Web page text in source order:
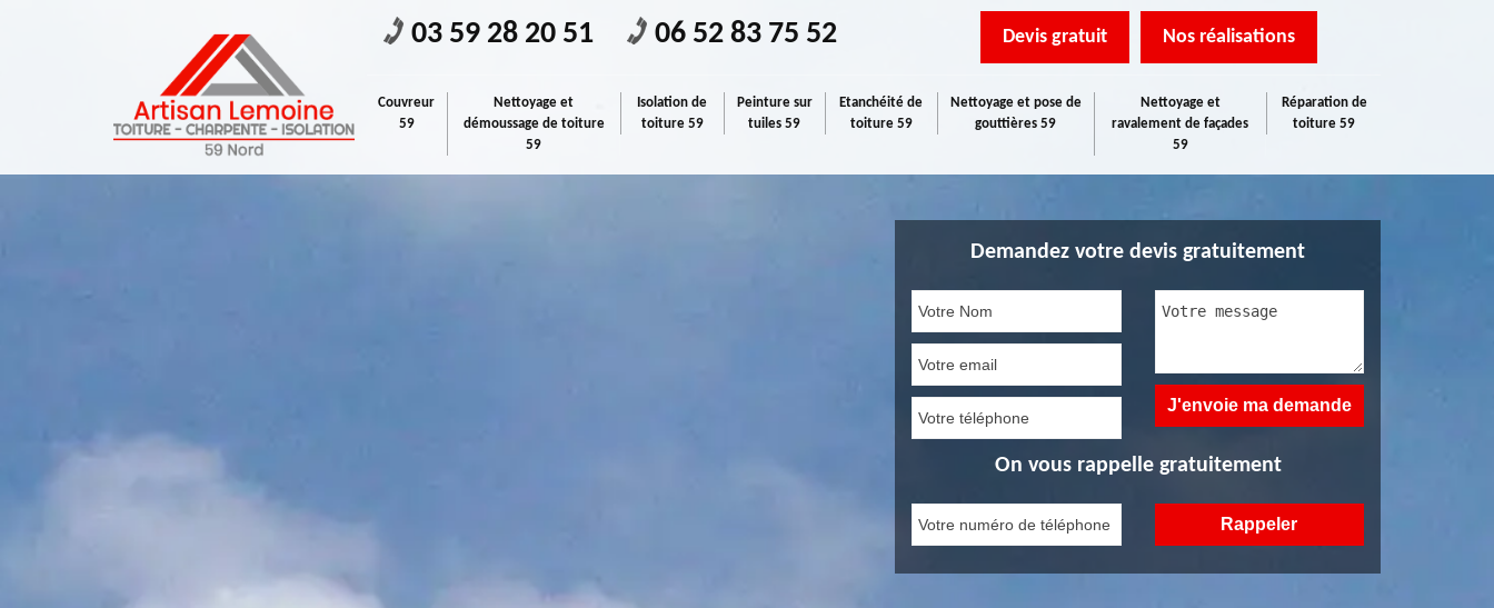
03 59 28 20 51 06 52 83 75 52 Devis gratuit Nos réalisations
Couvreur
59
Nettoyage et
démoussage de toiture
59
Isolation de
toiture 59
Peinture sur
tuiles 59
Etanchéité de
toiture 59
Nettoyage et pose de
gouttières 59
Nettoyage et
ravalement de façades
59
Réparation de
toiture 59
Demandez votre devis gratuitement
On vous rappelle gratuitement